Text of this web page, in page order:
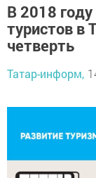
В 2018
туристов в
четверть
Татар-информ,